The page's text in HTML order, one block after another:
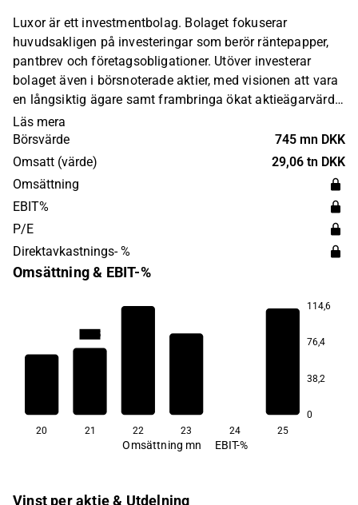
Luxor är ett investmentbolag. Bolaget fokuserar
huvudsakligen på investeringar som berör räntepapper,
pantbrev och företagsobligationer. Utöver investerar
bolaget även i börsnoterade aktier, med visionen att vara
en långsiktig ägare samt frambringa ökat aktieägarvärde
på lång sikt. Bolaget grundades ursprungligen 1973 och
har sitt huvudkontor i Köpenhamn.
Läs mera
Börsvärde
745 mn DKK
Omsatt (värde)
29,06 tn DKK
Omsättning
EBIT%
P/E
Direktavkastnings- %
Omsättning & EBIT-%
114,6
76,4
38,2
0
109,5
20 21 22 23 24 25
Omsättning mn EBIT-%
Vinst per aktie & Utdelning